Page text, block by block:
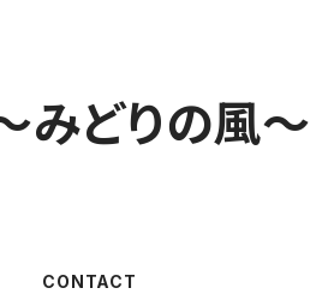
どりの風〜
CONTACT